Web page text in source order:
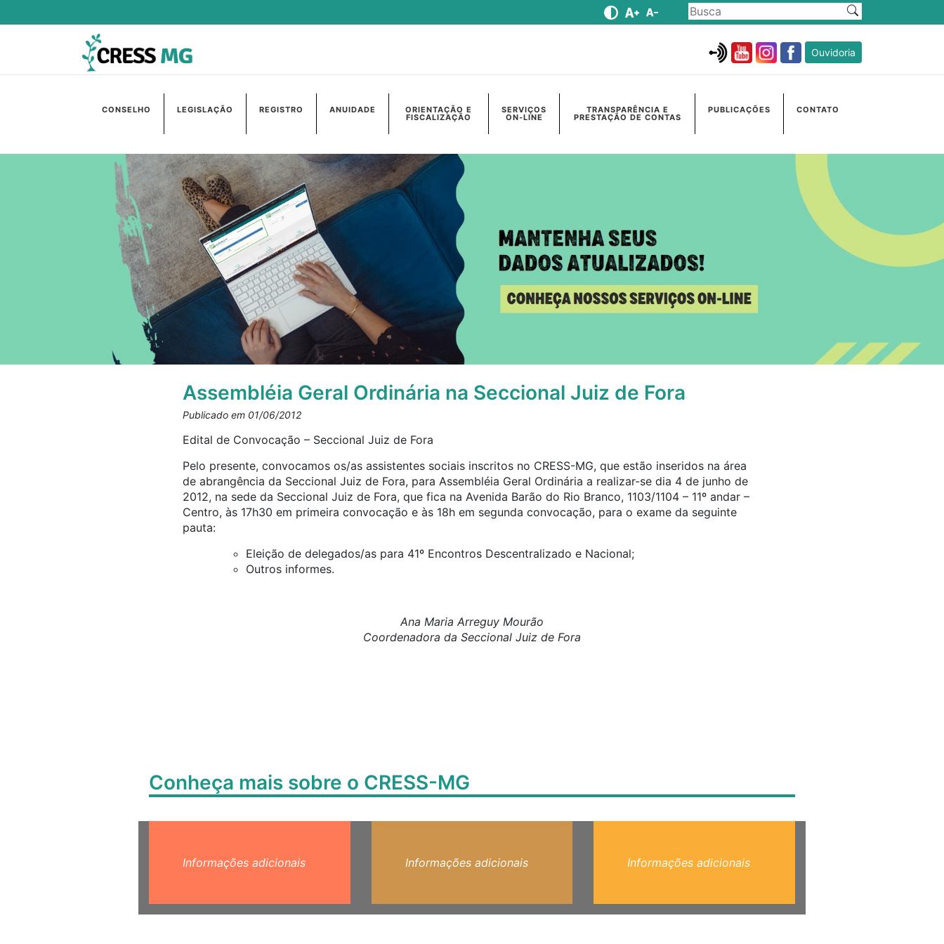
Ouvidoria
CONSELHO LEGISLAÇÃO REGISTRO ANUIDADE ORIENTAÇÃO E
FISCALIZAÇÃO
SERVIÇOS
ON-LINE
TRANSPARÊNCIA E
PRESTAÇÃO DE CONTAS
PUBLICAÇÕES CONTATO
Assembléia Geral Ordinária na Seccional Juiz de Fora
Publicado em 01/06/2012
Edital de Convocação – Seccional Juiz de Fora
Pelo presente, convocamos os/as assistentes sociais inscritos no CRESS-MG, que estão inseridos na área
de abrangência da Seccional Juiz de Fora, para Assembléia Geral Ordinária a realizar-se dia 4 de junho de
2012, na sede da Seccional Juiz de Fora, que fica na Avenida Barão do Rio Branco, 1103/1104 – 11º andar –
Centro, às 17h30 em primeira convocação e às 18h em segunda convocação, para o exame da seguinte
pauta:
Eleição de delegados/as para 41º Encontros Descentralizado e Nacional;
Outros informes.
Ana Maria Arreguy Mourão
Coordenadora da Seccional Juiz de Fora
Conheça mais sobre o CRESS-MG
Informações adicionais Informações adicionais Informações adicionais